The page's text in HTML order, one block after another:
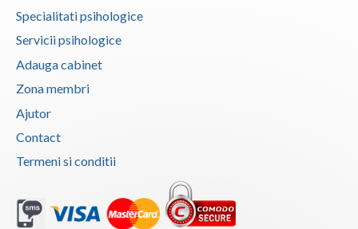
Specialitati psihologice
Servicii psihologice
Adauga cabinet
Zona membri
Ajutor
Contact
Termeni si conditii